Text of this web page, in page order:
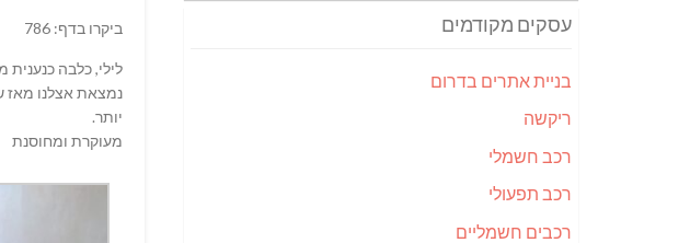
ביקרו בדף: 786
לילי, כלבה
נמצאת אצלנו מאז
יותר.
מעוקרת ומחוסנת
עסקים מקודמים
בניית אתרים בדרום
ריקשה
רכב חשמלי
רכב תפעולי
רכבים חשמליים